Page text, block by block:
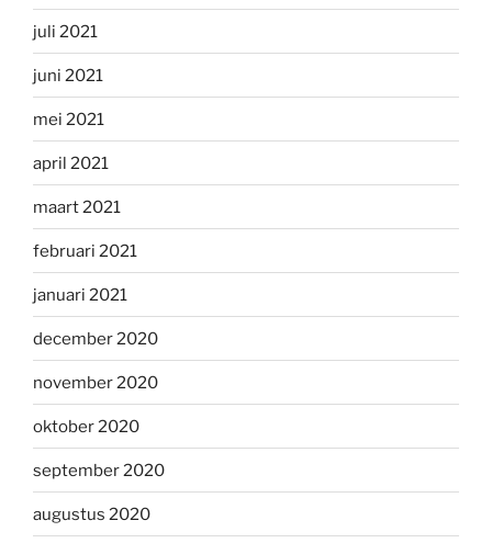
juli 2021
juni 2021
mei 2021
april 2021
maart 2021
februari 2021
januari 2021
december 2020
november 2020
oktober 2020
september 2020
augustus 2020